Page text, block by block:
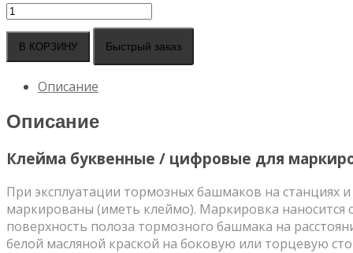
Количество
Клейма
буквенные
цифровые
для
маркировки
тормозных
башмаков
В КОРЗИНУ Быстрый заказ
Описание
Описание
Клейма буквенные / цифровые для
При эксплуатации тормозных башмаков на
маркированы (иметь клеймо). Маркировка
поверхность полоза тормозного башмака на
белой масляной краской на боковую или торцевую